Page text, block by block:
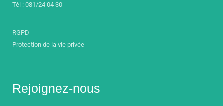
Tél : 081/24 04 30
RGPD
Protection de la vie privée
Rejoignez-nous